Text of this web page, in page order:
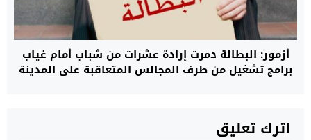
أزمور: البطالة دمرت إرادة عشرات من شباب أمام غياب
برامج تشغيل من طرف المجالس المتعاقبة على المدينة
اترك تعليق